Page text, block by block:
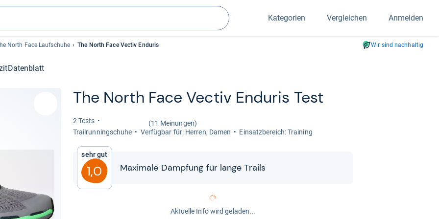
Suchen
Kategorien Vergleichen Anmelden
North Face Laufschuhe The North Face Vectiv Enduris Wir sind nachhaltig
Datenblatt
The North Face Vec­tiv Endu­ris Test
2 Tests
(11 Meinungen)
Trail­run­ning­schuhe
Ver­füg­bar für: Her­ren, Damen Ein­satz­be­reich: Trai­ning
Sehr gut
1,0 Maxi­male Dämp­fung für lange Trails
Aktuelle Info wird geladen...